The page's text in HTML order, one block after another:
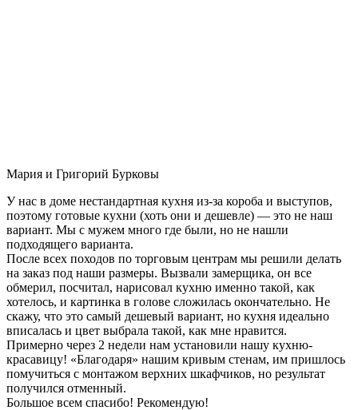
Мария и Григорий Бурковы
У нас в доме нестандартная кухня из-за короба и выступов,
поэтому готовые кухни (хоть они и дешевле) — это не наш
вариант. Мы с мужем много где были, но не нашли
подходящего варианта.
После всех походов по торговым центрам мы решили делать
на заказ под наши размеры. Вызвали замерщика, он все
обмерил, посчитал, нарисовал кухню именно такой, как
хотелось, и картинка в голове сложилась окончательно. Не
скажу, что это самый дешевый вариант, но кухня идеально
вписалась и цвет выбрала такой, как мне нравится.
Примерно через 2 недели нам установили нашу кухню-
красавицу! «Благодаря» нашим кривым стенам, им пришлось
помучиться с монтажом верхних шкафчиков, но результат
получился отменный.
Большое всем спасибо! Рекомендую!